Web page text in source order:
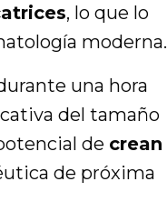
, lo que lo
moderna.
una hora
del tamaño
de crean
de próxima